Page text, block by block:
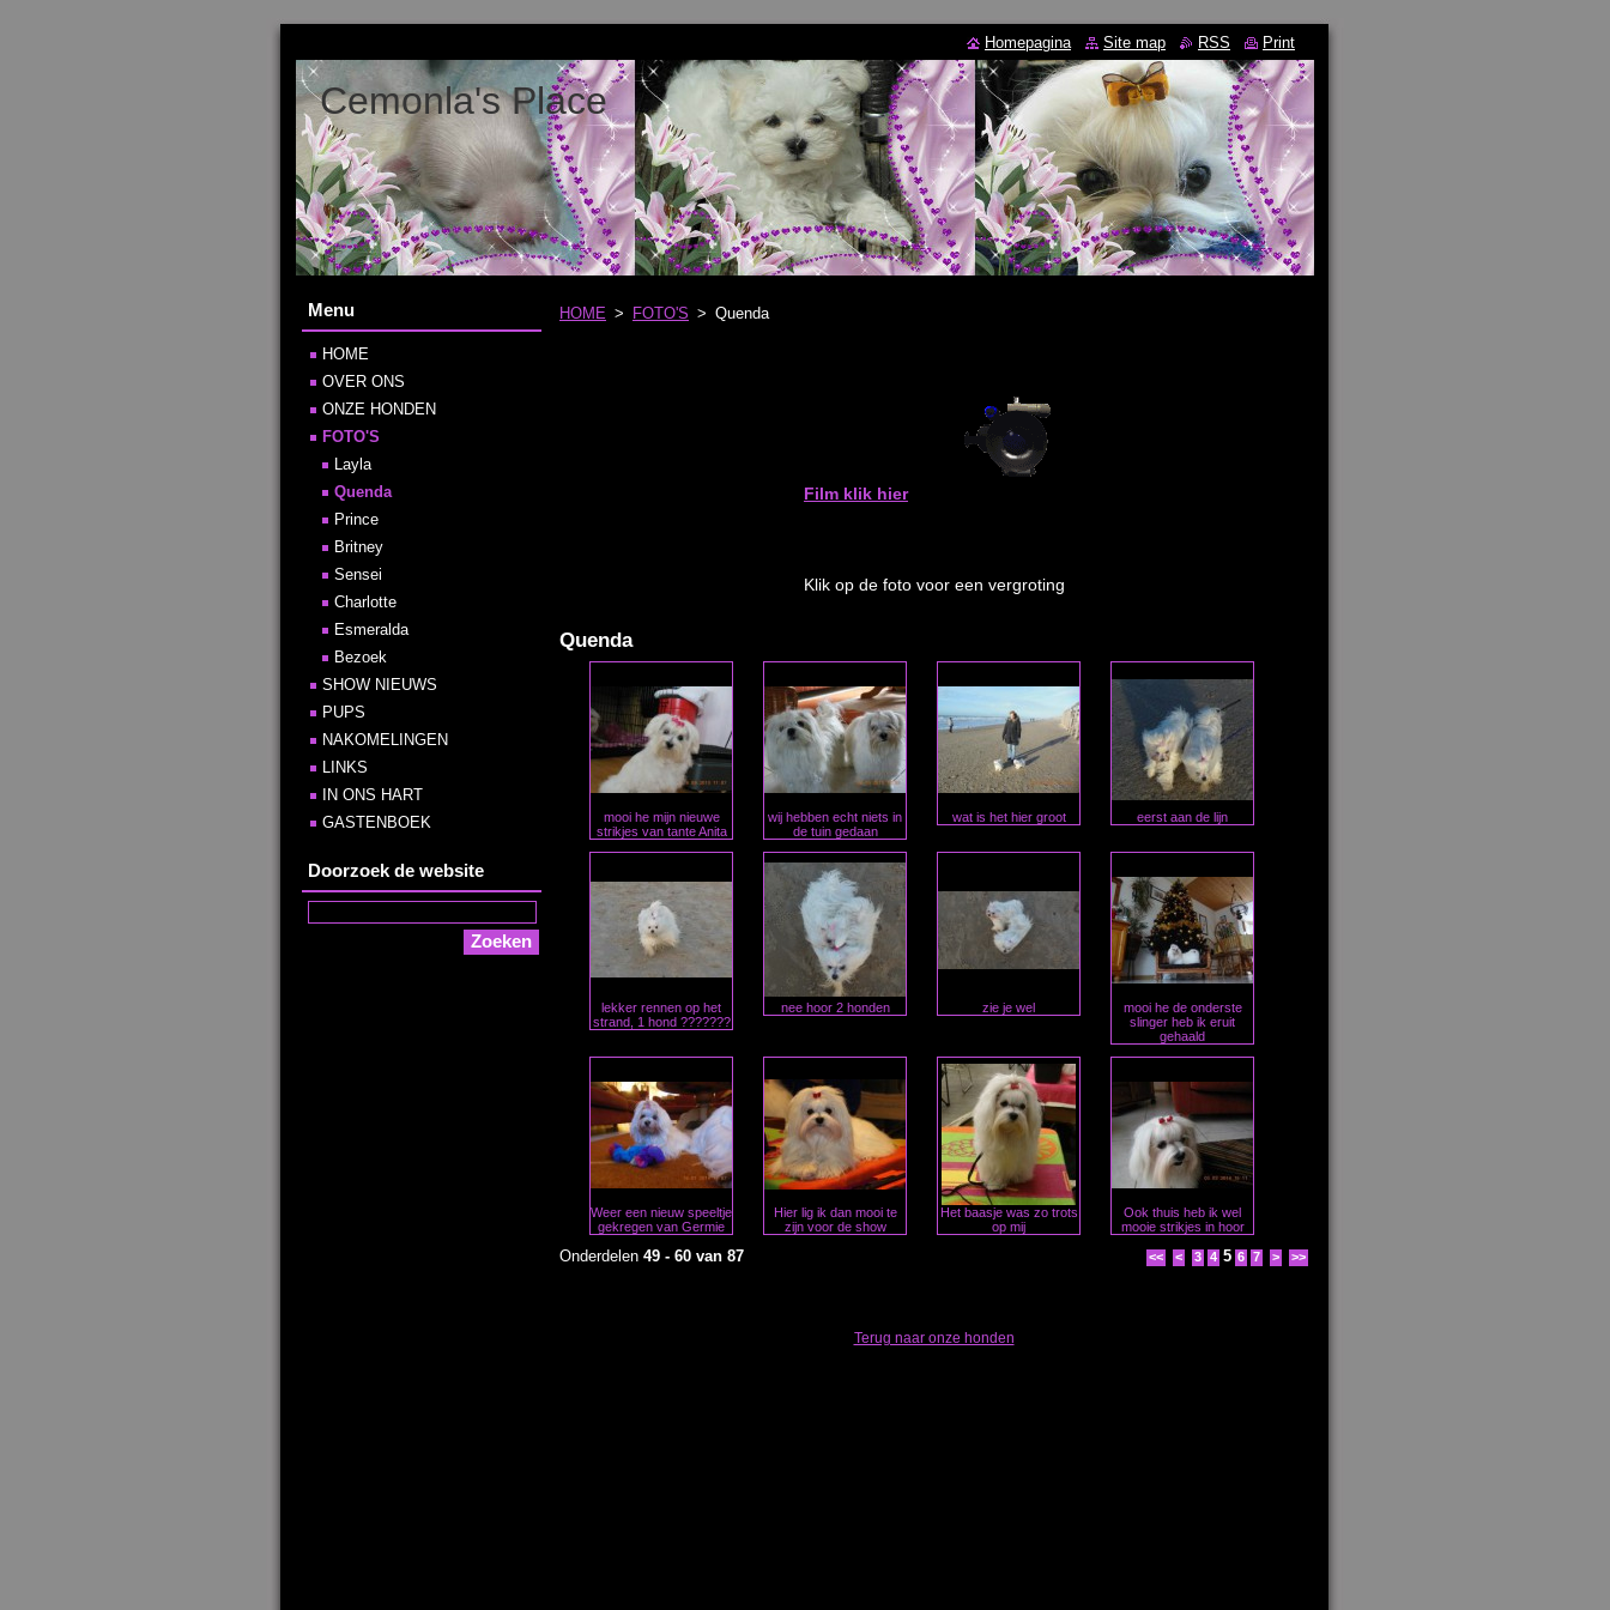
Cemonla's Place
HOME > FOTO'S > Quenda
Film klik hier
Klik op de foto voor een vergroting
Quenda
mooi he mijn nieuwe
strikjes van tante Anita
wij hebben echt niets in
de tuin gedaan
wat is het hier groot eerst aan de lijn
lekker rennen op het
strand, 1 hond ???????
nee hoor 2 honden zie je wel
mooi he de onderste
slinger heb ik eruit
gehaald
Weer een nieuw speeltje
gekregen van Germie
Hier lig ik dan mooi te
zijn voor de show
Het baasje was zo trots
op mij
Ook thuis heb ik wel
mooie strikjes in hoor
Onderdelen 49 - 60 van 87 << < 3 4 5 6 7 > >>
Terug naar onze honden
Menu
HOME
OVER ONS
ONZE HONDEN
FOTO'S
Layla
Quenda
Prince
Britney
Sensei
Charlotte
Esmeralda
Bezoek
SHOW NIEUWS
PUPS
NAKOMELINGEN
LINKS
IN ONS HART
GASTENBOEK
Doorzoek de website
Homepagina Site map RSS Print